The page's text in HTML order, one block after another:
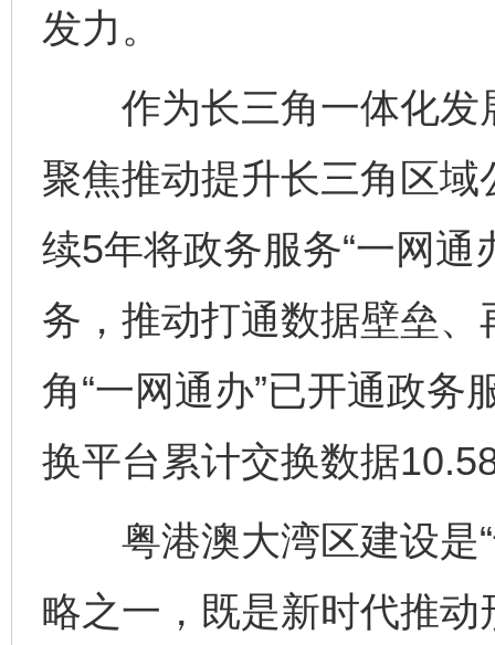
发力。
作为长三角一体化发
聚焦推动提升长三角区
续5年将政务服务“一网通
务，推动打通数据壁垒
角“一网通办”已开通政务
换平台累计交换数据
粤港澳大湾区建设是“
略之一，既是新时代推